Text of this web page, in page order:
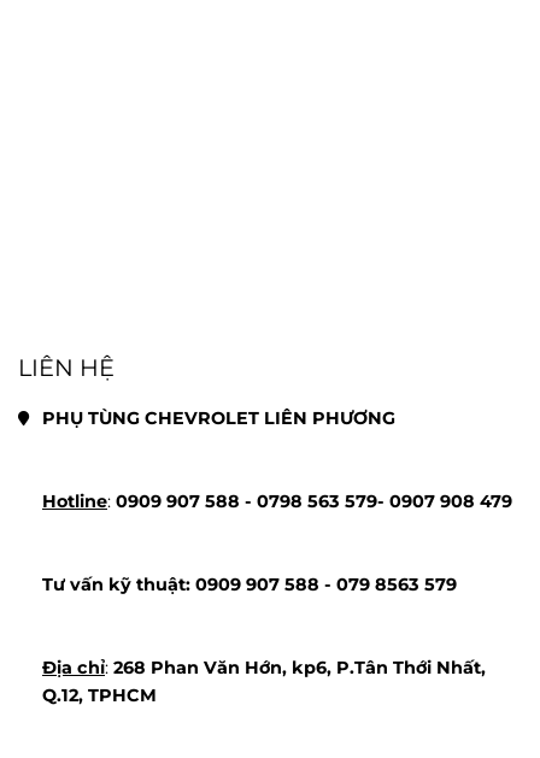
LIÊN HỆ
PHỤ TÙNG CHEVROLET LIÊN PHƯƠNG
Hotline: 0909 907 588 - 0798 563 579- 0907 908 479
Tư vấn kỹ thuật: 0909 907 588 - 079 8563 579
Địa chỉ: 268 Phan Văn Hớn, kp6, P.Tân Thới Nhất,
Q.12, TPHCM